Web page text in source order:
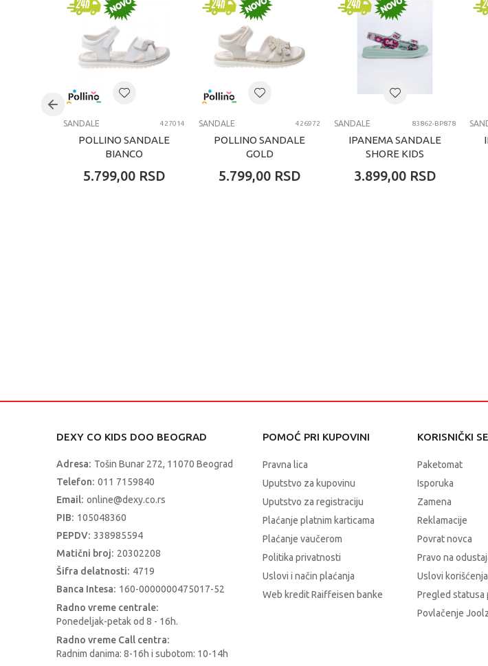
SANDALE 427014
POLLINO SANDALE
BIANCO
5.799,00 RSD
SANDALE 426972
POLLINO SANDALE
GOLD
5.799,00 RSD
SANDALE 83862-BP878
IPANEMA SANDALE
SHORE KIDS
3.899,00 RSD
DEXY CO KIDS DOO BEOGRAD
Adresa: Tošin Bunar 272, 11070 Beograd
Telefon: 011 7159840
Email: online@dexy.co.rs
PIB: 105048360
PEPDV: 338985594
Matični broj: 20302208
Šifra delatnosti: 4719
Banca Intesa: 160-0000000475017-52
Radno vreme centrale:
Ponedeljak-petak od 8 - 16h.
Radno vreme Call centra:
Radnim danima: 8-16h i subotom: 10-14h
POMOĆ PRI KUPOVINI
Pravna lica
Uputstvo za kupovinu
Uputstvo za registraciju
Plaćanje platnim karticama
Plaćanje vaučerom
Politika privatnosti
Uslovi i način plaćanja
Web kredit Raiffeisen banke
KORISNIČKI
Paketomat
Isporuka
Zamena
Reklamacije
Povrat novca
Pravo na
Uslovi
Pregled statusa
Povlačenje